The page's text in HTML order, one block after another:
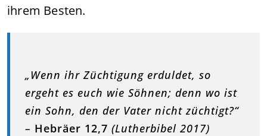
ihrem Besten.
„Wenn ihr Züchtigung erduldet, so
ergeht es euch wie Söhnen; denn wo ist
ein Sohn, den der Vater nicht züchtigt?“
– Hebräer 12,7 (Lutherbibel 2017)